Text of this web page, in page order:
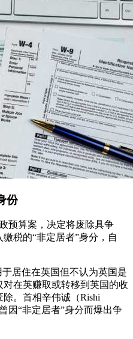
份
预算案，决定将废除具争
税的“非定居者”身分，自
居住在英国但不认为英国是
在英赚取或转移到英国的收
。首相辛伟诚（Rishi
因“非定居者”身分而爆出争